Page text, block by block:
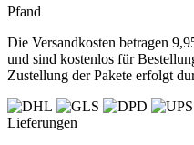
Pfand
Die Versandkosten betragen
und sind kostenlos für
Zustellung der Pakete erfolgt
Lieferungen